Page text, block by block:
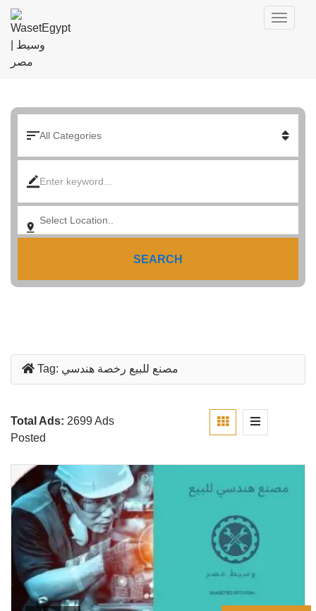
SEARCH
Tag: مصنع للبيع رخصة هندسي
Total Ads: 2699 Ads
Posted